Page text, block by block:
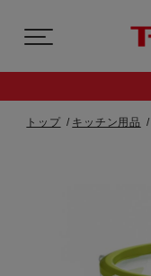
トップ キッチン用品